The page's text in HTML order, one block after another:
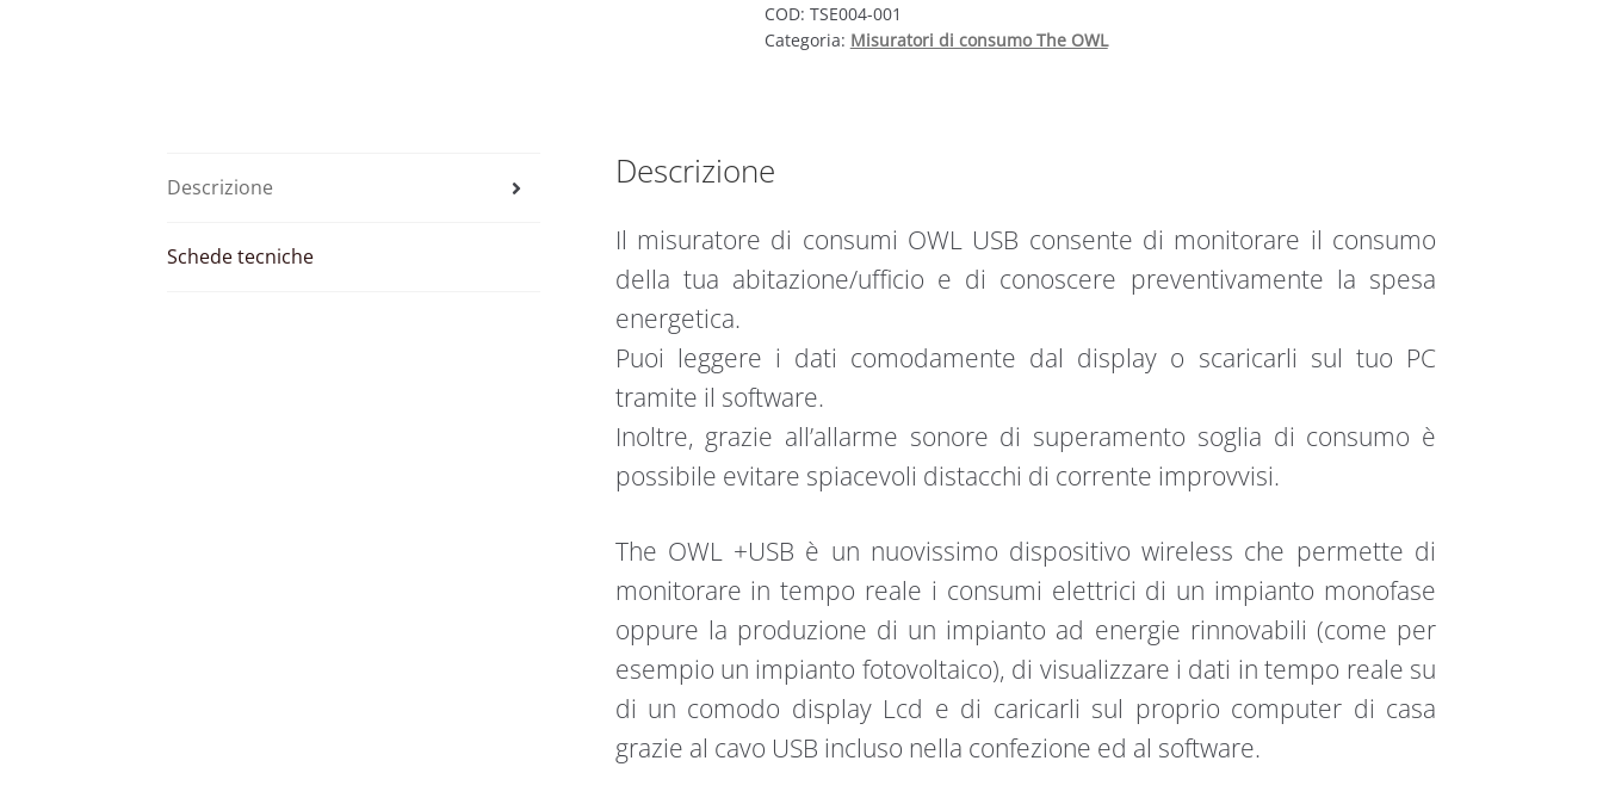
COD: TSE004-001
Categoria: Misuratori di consumo The OWL
Descrizione
Schede tecniche
Descrizione
Il misuratore di consumi OWL USB consente di monitorare il consumo
della tua abitazione/ufficio e di conoscere preventivamente la spesa
energetica.
Puoi leggere i dati comodamente dal display o scaricarli sul tuo PC
tramite il software.
Inoltre, grazie all’allarme sonore di superamento soglia di consumo è
possibile evitare spiacevoli distacchi di corrente improvvisi.
The OWL +USB è un nuovissimo dispositivo wireless che permette di
monitorare in tempo reale i consumi elettrici di un impianto monofase
oppure la produzione di un impianto ad energie rinnovabili (come per
esempio un impianto fotovoltaico), di visualizzare i dati in tempo reale su
di un comodo display Lcd e di caricarli sul proprio computer di casa
grazie al cavo USB incluso nella confezione ed al software.